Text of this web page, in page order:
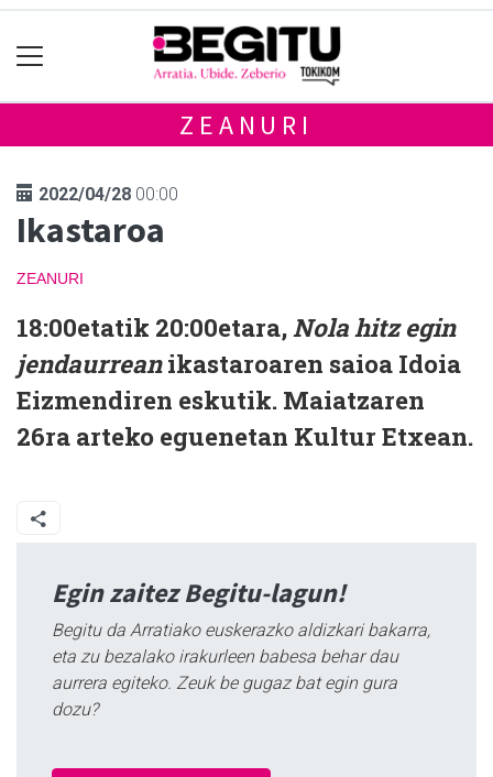
ZEANURI
2022/04/28 00:00
Ikastaroa
ZEANURI
18:00etatik 20:00etara,Nola hitz egin
jendaurreanikastaroaren saioa Idoia
Eizmendiren eskutik. Maiatzaren
26ra arteko eguenetan Kultur Etxean.
Egin zaitez Begitu-lagun!
Begitu da Arratiako euskerazko aldizkari bakarra,
eta zu bezalako irakurleen babesa behar dau
aurrera egiteko. Zeuk be gugaz bat egin gura
dozu?